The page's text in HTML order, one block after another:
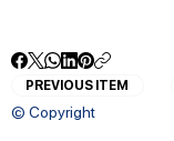
PREVIOUS ITEM
© Copyright